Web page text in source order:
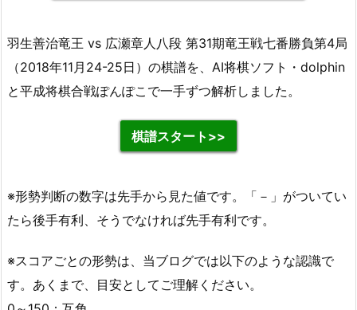
羽生善治竜王 vs 広瀬章人八段 第31期竜王戦七番勝負第4局
（2018年11月24-25日）の棋譜を、AI将棋ソフト・dolphin
と平成将棋合戦ぽんぽこで一手ずつ解析しました。
棋譜スタート>>
※形勢判断の数字は先手から見た値です。「－」がついてい
たら後手有利、そうでなければ先手有利です。
※スコアごとの形勢は、当ブログでは以下のような認識で
す。あくまで、目安としてご理解ください。